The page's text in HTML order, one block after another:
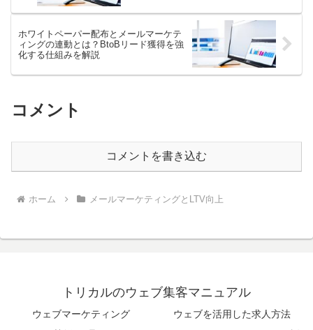
ホワイトペーパー配布とメールマーケテ
ィングの連動とは？BtoBリード獲得を強
化する仕組みを解説
コメント
コメントを書き込む
ホーム メールマーケティングとLTV向上
トリカルのウェブ集客マニュアル
ウェブマーケティング
ウェブを活用した求人方法